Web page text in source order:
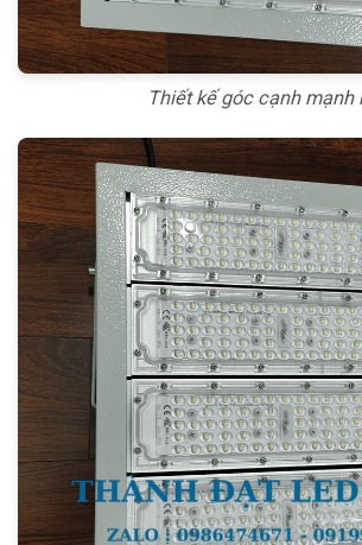
Thiết kế góc cạnh mạnh